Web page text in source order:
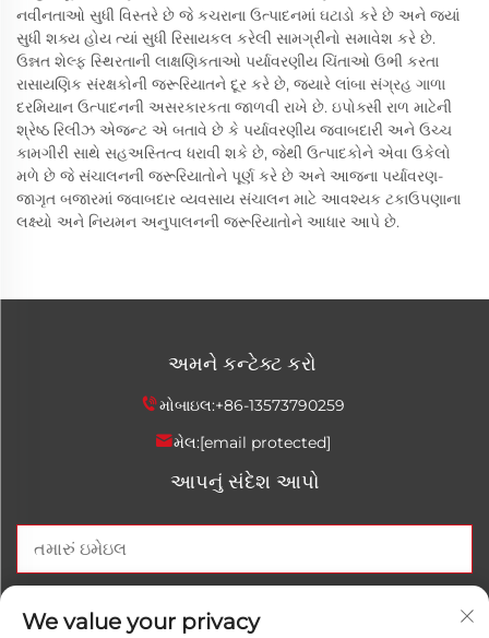
નવીનતાઓ સુધી વિસ્તરે છે જે કચરાના ઉત્પાદનમાં ઘટાડો કરે છે અને જ્યાં
સુધી શક્ય હોય ત્યાં સુધી રિસાયકલ કરેલી સામગ્રીનો સમાવેશ કરે છે.
ઉન્નત શેલ્ફ સ્થિરતાની લાક્ષણિકતાઓ પર્યાવરણીય ચિંતાઓ ઉભી કરતા
રાસાયણિક સંરક્ષકોની જરૂરિયાતને દૂર કરે છે, જ્યારે લાંબા સંગ્રહ ગાળા
દરમિયાન ઉત્પાદનની અસરકારકતા જાળવી રાખે છે. ઇપોક્સી રાળ માટેની
શ્રેષ્ઠ રિલીઝ એજન્ટ એ બતાવે છે કે પર્યાવરણીય જવાબદારી અને ઉચ્ચ
કામગીરી સાથે સહઅસ્તિત્વ ધરાવી શકે છે, જેથી ઉત્પાદકોને એવા ઉકેલો
મળે છે જે સંચાલનની જરૂરિયાતોને પૂર્ણ કરે છે અને આજના પર્યાવરણ-
જાગૃત બજારમાં જવાબદાર વ્યવસાય સંચાલન માટે આવશ્યક ટકાઉપણાના
લક્ષ્યો અને નિયમન અનુપાલનની જરૂરિયાતોને આધાર આપે છે.
અમને કન્ટેક્ટ કરો
મોબાઇલ:+86-13573790259
મેલ:[email protected]
આપનું સંદેશ આપો
હવે મોકલો
We value your privacy